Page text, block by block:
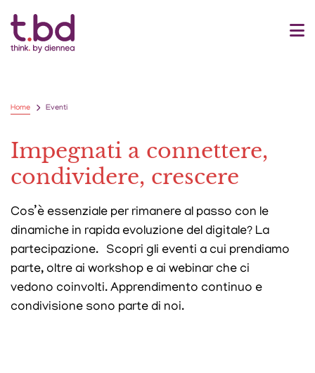
Home Eventi
Impegnati a connettere,
condividere, crescere
Cos’è essenziale per rimanere al passo con le
dinamiche in rapida evoluzione del digitale? La
partecipazione. Scopri gli eventi a cui prendiamo
parte, oltre ai workshop e ai webinar che ci
vedono coinvolti. Apprendimento continuo e
condivisione sono parte di noi.